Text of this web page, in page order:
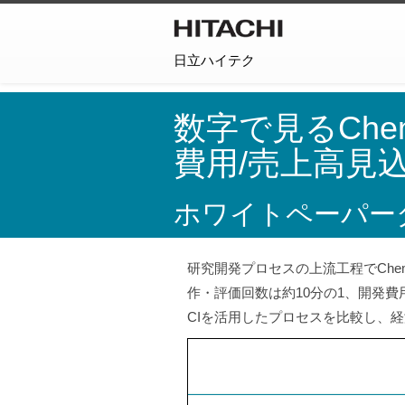
日立ハイテク
数字で見る
費用/売上高見
ホワイトペーパ
研究開発プロセスの上流工程で
作・評価回数は約10分の1、開発
CIを活用したプロセスを比較し、